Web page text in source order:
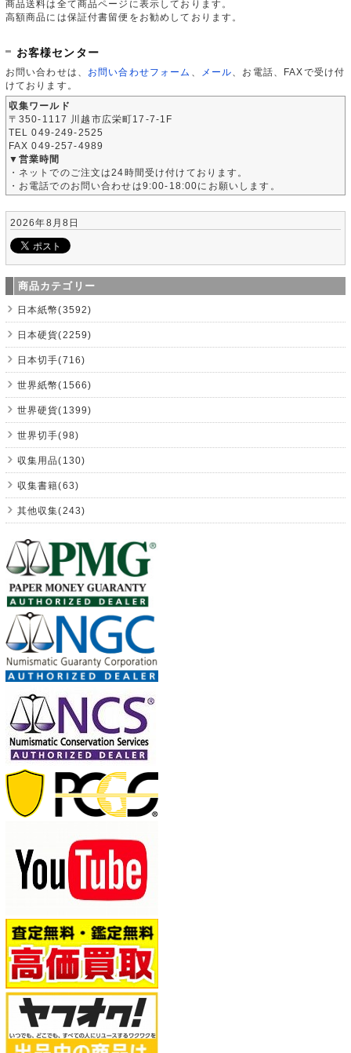
商品送料は全て商品ページに表示しております。
高額商品には保証付書留便をお勧めしております。
お客様センター
お問い合わせは、 お問い合わせフォーム メール 、お電話、FAXで受け付
けております。
収集ワールド
〒350-1117 川越市広栄町17-7-1F
TEL 049-249-2525
FAX 049-257-4989
▼営業時間
・ネットでのご注文は24時間受け付けております。
・お電話でのお問い合わせは9:00-18:00にお願いします。
2026年8月8日
商品カテゴリー
日本紙幣(3592)
日本硬貨(2259)
日本切手(716)
世界紙幣(1566)
世界硬貨(1399)
世界切手(98)
収集用品(130)
収集書籍(63)
其他収集(243)